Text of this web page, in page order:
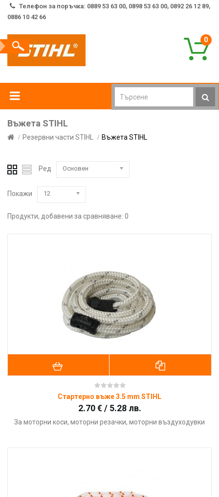
Телефон за поръчка: 0889 53 63 00, 0898 53 63 00, 0892 26 12 89,
0886 10 42 66
0
Въжета STIHL
Резервни части STIHL Въжета STIHL
Ред Основен
Покажи 12
Продукти, добавени за сравняване: 0
Стартерно въже 3.5 mm STIHL
2.70 € / 5.28 лв.
За моторни коси, моторни резачки, моторни въздуходувки